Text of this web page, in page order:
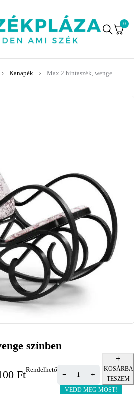
0
Kanapék
Max 2 hintaszék, wenge
színben
FtRendelhető
KOSÁRBA
TESZEM
VEDD MEG MOST!